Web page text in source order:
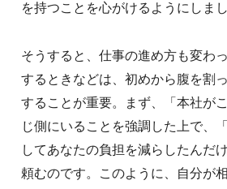
を持つことを心がけるようにしまし
そうすると、仕事の進め方も変わ
するときなどは、初めから腹を割
することが重要。まず、「本社が
じ側にいることを強調した上で、
してあなたの負担を減らしたんだ
頼むのです。このように、自分が